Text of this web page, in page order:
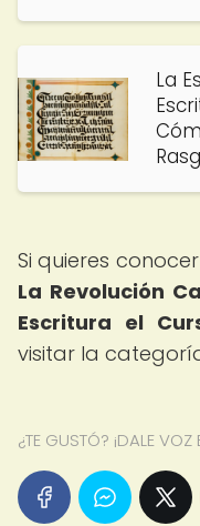
La
Si quieres
La Revolución
Escritura el
visitar la
¿TE GUSTÓ? ¡DALE VOZ